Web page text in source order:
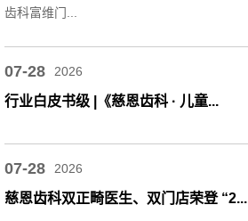
齿科富维门...
07-28 2026
行业白皮书级 |《慈恩齿科 · 儿童...
07-28 2026
慈恩齿科双正畸医生、双门店荣登 “2...